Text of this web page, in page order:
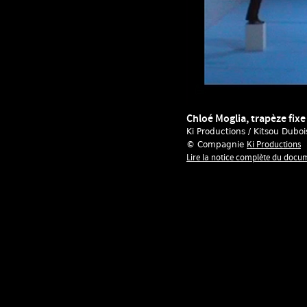
Chloé Moglia, trapèze fixe
Ki Productions / Kitsou
© Compagnie Ki Productions
Lire la notice complète du